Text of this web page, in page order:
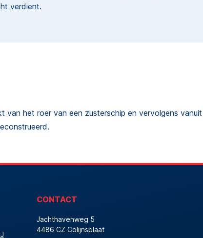
verdient.
van het roer van een zusterschip en vervolgens
CONTACT
Jachthavenweg 5
4486 CZ Colijnsplaat